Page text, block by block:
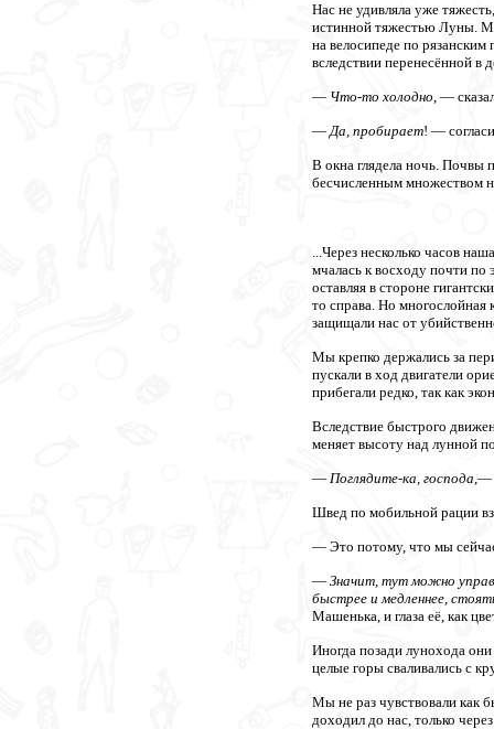
Нас не удивляла уже
истинной тяжестью Луны.
на велосипеде по
вследствии перенесённой в
— Что-то холодно, —
—Да, пробирает! —
В окна глядела ночь.
бесчисленным множеством
...Через несколько часов
мчалась к восходу почти по
оставляя в стороне
то справа. Но многослойная
защищали нас от
Мы крепко держались за
пускали в ход двигатели
прибегали редко, так как
Вследствие быстрого
меняет высоту над лунной
— Поглядите-ка, господа,—
Швед по мобильной рации
— Это потому, что мы
— Значит, тут можно
быстрее и медленнее,
Машенька, и глаза её, как
Иногда позади лунохода
целые горы сваливались с
Мы не раз чувствовали как
доходил до нас, только